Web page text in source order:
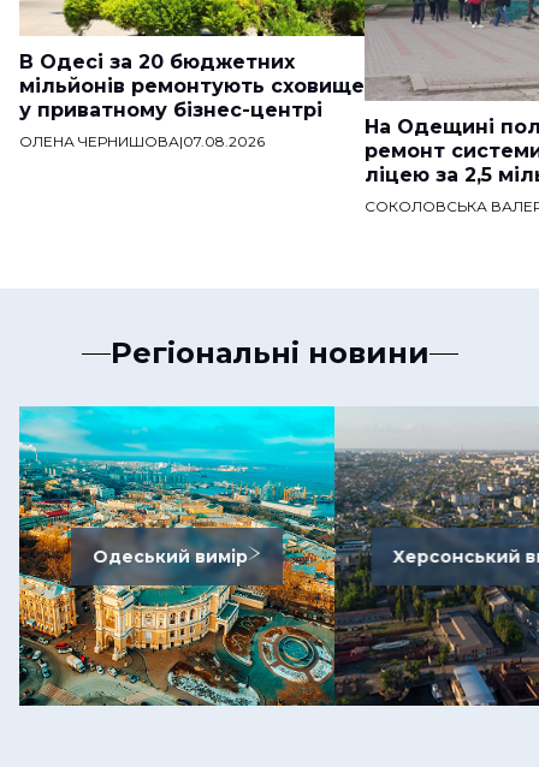
В Одесі за 20 бюджетних
мільйонів ремонтують сховище
у приватному бізнес-центрі
ОЛЕНА ЧЕРНИШОВА|07.08.2026
На Одещині
ремонт
ліцею за 2,5
СОКОЛОВСЬКА
Регіональні новини
Одеський вимір Херсонський